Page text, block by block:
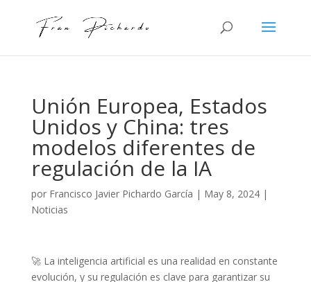
Unión Europea, Estados
Unidos y China: tres
modelos diferentes de
regulación de la IA
por Francisco Javier Pichardo García | May 8, 2024|
Noticias
🚀 La inteligencia artificial es una realidad en constante
evolución, y su regulación es clave para garantizar su